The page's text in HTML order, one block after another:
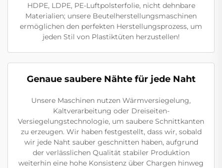
HDPE, LDPE, PE-Luftpolsterfolie, nicht dehnbare
Materialien; unsere Beutelherstellungsmaschinen
ermöglichen den perfekten Herstellungsprozess, um
jeden Stil von Plastiktüten herzustellen!
Genaue saubere Nähte für jede Naht
Unsere Maschinen nutzen Wärmversiegelung,
Kaltverarbeitung oder Dreiseiten-
Versiegelungstechnologie, um saubere Schnittkanten
zu erzeugen. Wir haben festgestellt, dass wir, sobald
wir jede Naht sauber geschnitten haben, aufgrund
der verlässlichen Qualität stabiler Produktion
weiterhin eine hohe Konsistenz über Chargen hinweg